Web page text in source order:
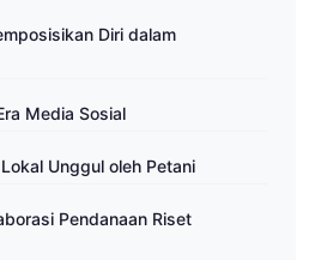
Diri dalam
Media Sosial
Unggul oleh Petani
Pendanaan Riset